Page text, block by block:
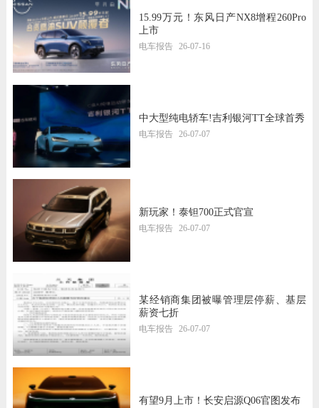
15.99万元！东风日产NX8增程260Pro
上市
电车报告 26-07-16
中大型纯电轿车!吉利银河TT全球首秀
电车报告 26-07-07
新玩家！泰钽700正式官宣
电车报告 26-07-07
某经销商集团被曝管理层停薪、基层
薪资七折
电车报告 26-07-07
有望9月上市！长安启源Q06官图发布